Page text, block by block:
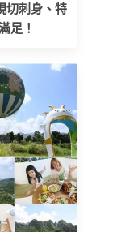
切刺身、特
足！